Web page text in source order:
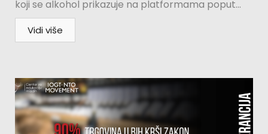
koji se alkohol prikazuje na platformama poput...
Vidi više